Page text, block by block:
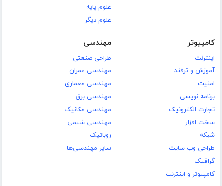
علوم پایه
علوم دیگر
کامپیوتر
اینترنت
آموزش و ترفند
امنیت
برنامه نویسی
تجارت الکترونیک
سخت افزار
شبکه
طراحی وب سایت
گرافیک
کامپیوتر و اینترنت
مهندسی
طراحی صنعتی
مهندسی عمران
مهندسی معماری
مهندسی برق
مهندسی مکانیک
مهندسی شیمی
روباتیک
سایر مهندسی‌ها